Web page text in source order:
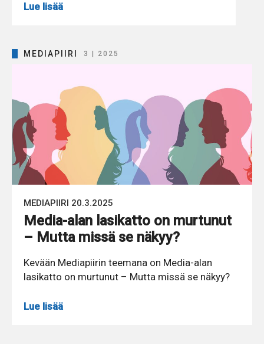
Lue lisää
MEDIAPIIRI 3 | 2025
MEDIAPIIRI 20.3.2025
Media-alan lasikatto on murtunut
– Mutta missä se näkyy?
Kevään Mediapiirin teemana on Media-alan
lasikatto on murtunut – Mutta missä se näkyy?
Lue lisää